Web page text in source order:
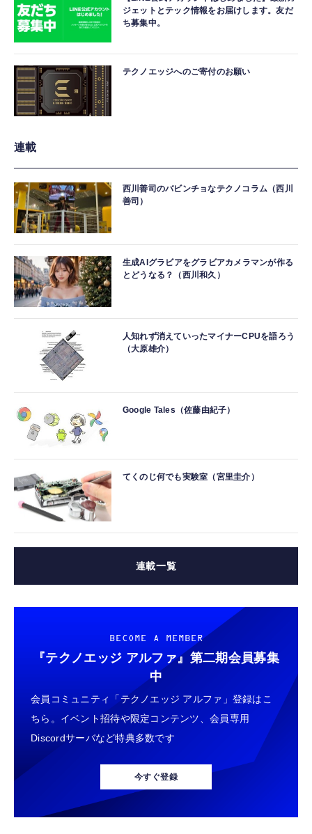
ジェットとテック情報をお届けします。友だ
ち募集中。
テクノエッジへのご寄付のお願い
連載
西川善司のバビンチョなテクノコラム（西川
善司）
生成AIグラビアをグラビアカメラマンが作る
とどうなる？（西川和久）
人知れず消えていったマイナーCPUを語ろう
（大原雄介）
Google Tales（佐藤由紀子）
てくのじ何でも実験室（宮里圭介）
連載一覧
BECOME A MEMBER
『テクノエッジ アルファ』 第二期会員募集
中
会員コミュニティ「テクノエッジ アルファ」登録はこ
ちら。イベント招待や限定コンテンツ、会員専用
Discordサーバなど特典多数です
今すぐ登録